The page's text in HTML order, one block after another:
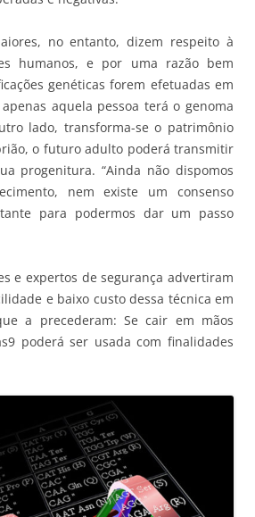
no entanto, dizem respeito à
humanos, e por uma razão bem
genéticas forem efetuadas em
aquela pessoa terá o genoma
lado, transforma-se o patrimônio
o futuro adulto poderá transmitir
progenitura. “Ainda não dispomos
nem existe um consenso
para podermos dar um passo
e expertos de segurança advertiram
e baixo custo dessa técnica em
a precederam: Se cair em mãos
poderá ser usada com finalidades